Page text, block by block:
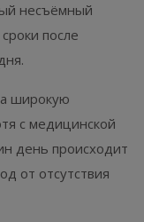
несъёмный
после
широкую
с медицинской
день происходит
от отсутствия